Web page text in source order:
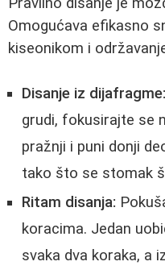
Omogućava efikasno
kiseonikom i
Disanje iz dijafragme:
grudi, fokusirajte se
pražnji i puni donji
tako što se stomak
Ritam disanja:
koracima. Jedan
svaka dva koraka, a